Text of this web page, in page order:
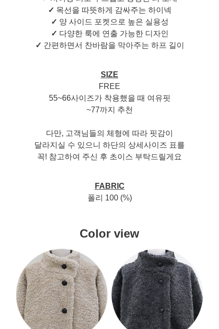
✓ 목선을 따뜻하게 감싸주는 하이넥
✓ 양 사이드 포켓으로 높은 실용성
✓ 다양한 룩에 연출 가능한 디자인
✓ 간편하면서 찬바람을 막아주는 하프 길이
SIZE
FREE
55~66사이즈가 착용했을 때 여유핏
~77까지 추천
다만, 고객님들의 체형에 따라 핏감이
달라지실 수 있으니 하단의 상세사이즈 표를
꼭! 참고하여 주신 후 초이스 부탁드릴게요
FABRIC
폴리 100 (%)
Color view